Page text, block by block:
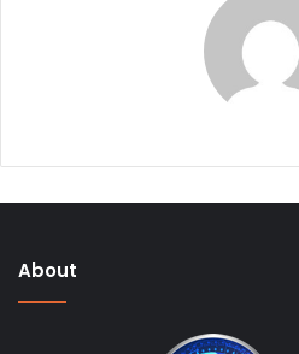
About